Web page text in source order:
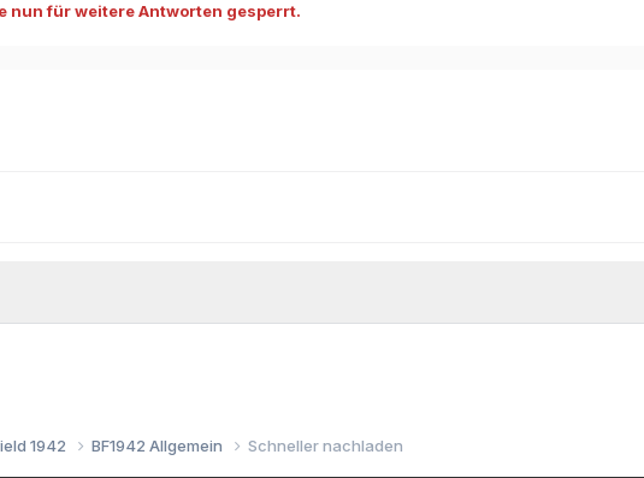
nun für weitere Antworten gesperrt.
1942 BF1942 Allgemein Schneller nachladen